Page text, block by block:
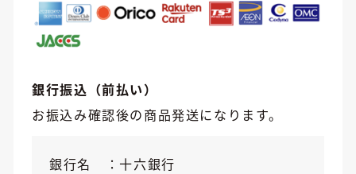
銀行振込（前払い）
お振込み確認後の商品発送になります。
銀行名
十六銀行